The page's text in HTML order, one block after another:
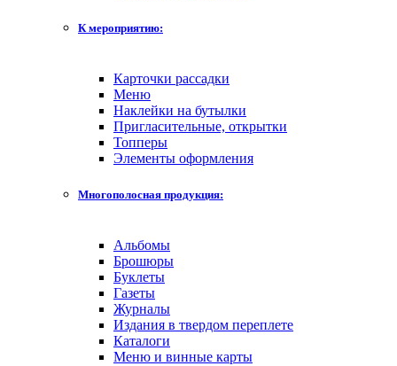
К мероприятию:
Карточки рассадки
Меню
Наклейки на бутылки
Пригласительные, открытки
Топперы
Элементы оформления
Многополосная продукция:
Альбомы
Брошюры
Буклеты
Газеты
Журналы
Издания в твердом переплете
Каталоги
Меню и винные карты